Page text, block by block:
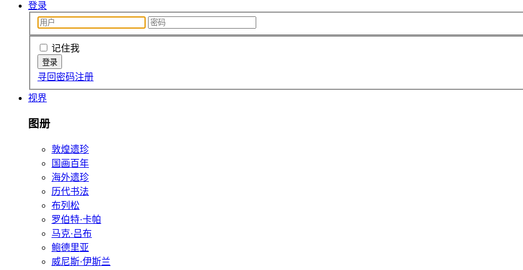
登录
记住我
寻回密码注册
视界
图册
敦煌遗珍
国画百年
海外遗珍
历代书法
布列松
罗伯特·卡帕
马克·吕布
鲍德里亚
威尼斯·伊斯兰